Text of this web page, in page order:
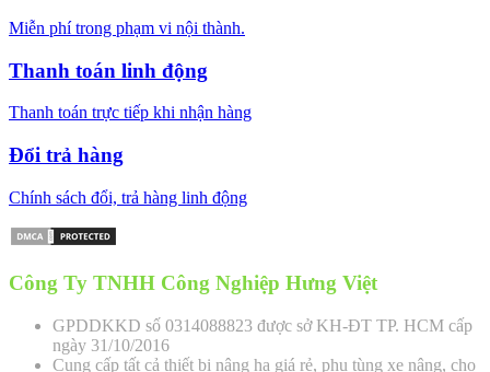
Miễn phí trong phạm vi nội thành.
Thanh toán linh động
Thanh toán trực tiếp khi nhận hàng
Đổi trả hàng
Chính sách đổi, trả hàng linh động
Công Ty TNHH Công Nghiệp Hưng Việt
GPDDKKD số 0314088823 được sở KH-ĐT TP. HCM cấp
ngày 31/10/2016
Cung cấp tất cả thiết bị nâng hạ giá rẻ, phụ tùng xe nâng, cho